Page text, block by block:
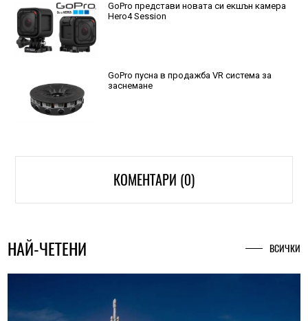
GoPro представи новата си екшън камера
Hero4 Session
GoPro пусна в продажба VR система за
заснемане
КОМЕНТАРИ (0)
НАЙ-ЧЕТЕНИ ВСИЧКИ